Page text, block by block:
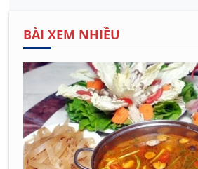
BÀI XEM NHIỀU